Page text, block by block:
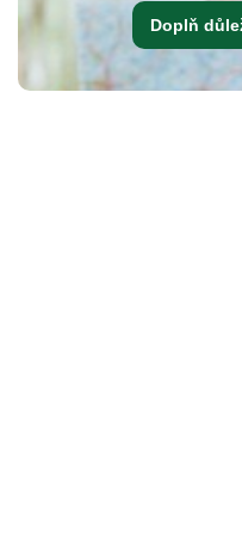
Doplň